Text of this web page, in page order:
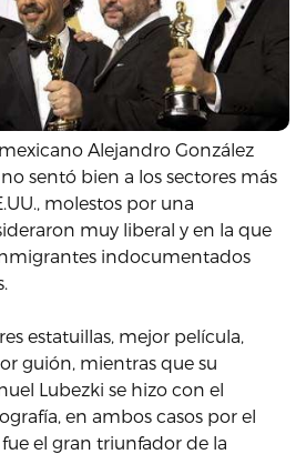
Alejandro González
sentó bien a los sectores más
molestos por una
muy liberal y en la que
indocumentados
estatuillas, mejor película,
guión, mientras que su
Lubezki se hizo con el
en ambos casos por el
fue el gran triunfador de la